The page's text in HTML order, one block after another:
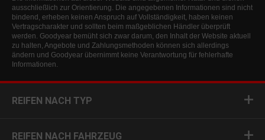
ausschließlich zur Orientierung. Die angegebenen Informationen sind nicht
bindend, erheben keinen Anspruch auf Vollständigkeit, haben keinen
Vertragscharakter und sollten beim maßgeblichen Händler überprüft
werden. Goodyear bemüht sich zwar darum, den Inhalt der Website aktuell
zu halten, Angebote und Zahlungsmethoden können sich allerdings
ändern und Goodyear übernimmt keine Verantwortung für fehlerhafte
Informationen.
REIFEN NACH TYP
REIFEN NACH FAHRZEUG